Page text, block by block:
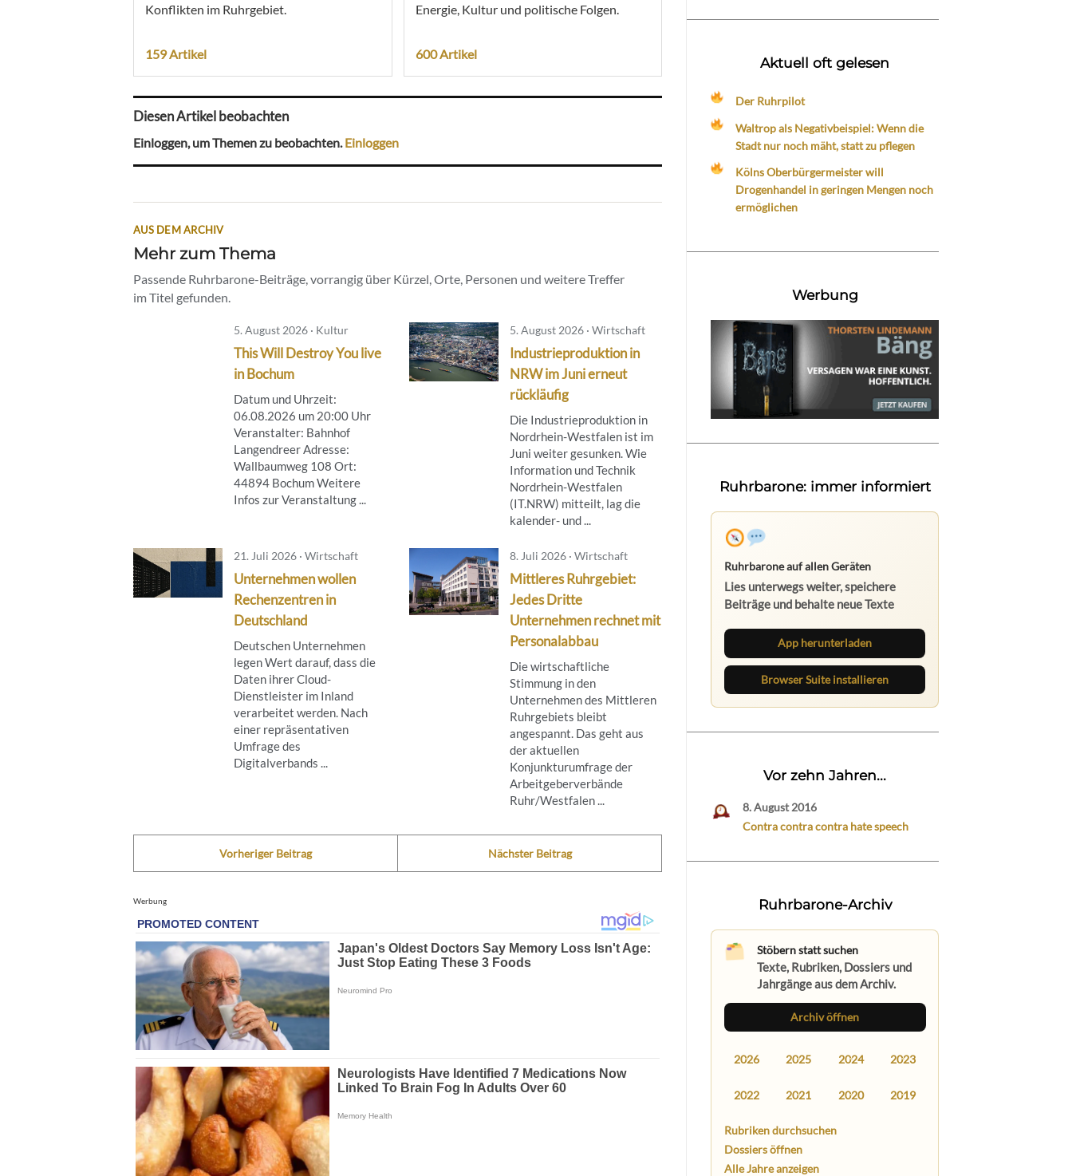
Konflikten im Ruhrgebiet.
159 Artikel
Energie, Kultur und politische Folgen.
600 Artikel
Diesen Artikel beobachten
Einloggen, um Themen zu beobachten.Einloggen
AUS DEM ARCHIV
Mehr zum Thema
Passende Ruhrbarone-Beiträge, vorrangig über Kürzel, Orte, Personen und weitere Treffer
im Titel gefunden.
5. August 2026 · Kultur
This Will Destroy You live
in Bochum
Datum und Uhrzeit:
06.08.2026 um 20:00 Uhr
Veranstalter: Bahnhof
Langendreer Adresse:
Wallbaumweg 108 Ort:
44894 Bochum Weitere
Infos zur Veranstaltung ...
5. August 2026 · Wirtschaft
Industrieproduktion in
NRW im Juni erneut
rückläufig
Die Industrieproduktion in
Nordrhein-Westfalen ist im
Juni weiter gesunken. Wie
Information und Technik
Nordrhein-Westfalen
(IT.NRW) mitteilt, lag die
kalender- und ...
21. Juli 2026 · Wirtschaft
Unternehmen wollen
Rechenzentren in
Deutschland
Deutschen Unternehmen
legen Wert darauf, dass die
Daten ihrer Cloud-
Dienstleister im Inland
verarbeitet werden. Nach
einer repräsentativen
Umfrage des
Digitalverbands ...
8. Juli 2026 · Wirtschaft
Mittleres Ruhrgebiet:
Jedes Dritte
Unternehmen rechnet mit
Personalabbau
Die wirtschaftliche
Stimmung in den
Unternehmen des Mittleren
Ruhrgebiets bleibt
angespannt. Das geht aus
der aktuellen
Konjunkturumfrage der
Arbeitgeberverbände
Ruhr/Westfalen ...
Vorheriger Beitrag Nächster Beitrag
Werbung
Aktuell oft gelesen
Der Ruhrpilot
Waltrop als Negativbeispiel: Wenn die
Stadt nur noch mäht, statt zu pflegen
Kölns Oberbürgermeister will
Drogenhandel in geringen Mengen noch
ermöglichen
Werbung
Ruhrbarone: immer informiert
Ruhrbarone auf allen Geräten
Lies unterwegs weiter, speichere
Beiträge und behalte neue Texte
App herunterladen
Browser Suite installieren
Vor zehn Jahren...
8. August 2016
Contra contra contra hate speech
Ruhrbarone-Archiv
Stöbern statt suchen
Texte, Rubriken, Dossiers und
Jahrgänge aus dem Archiv.
Archiv öffnen
2026 2025 2024 2023
2022 2021 2020 2019
Rubriken durchsuchen
Dossiers öffnen
Alle Jahre anzeigen